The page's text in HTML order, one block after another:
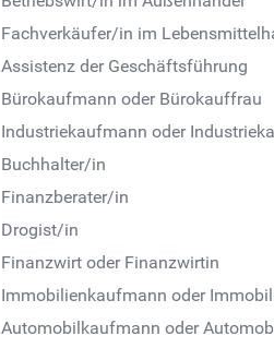
Fachverkäufer/in im
Assistenz der Geschäftsführung
Bürokaufmann oder Bürokauffrau
Industriekaufmann oder
Buchhalter/in
Finanzberater/in
Drogist/in
Finanzwirt oder Finanzwirtin
Immobilienkaufmann oder
Automobilkaufmann oder